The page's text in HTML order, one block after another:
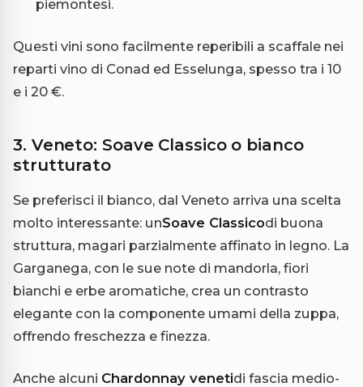
piemontesi.
Questi vini sono facilmente reperibili a scaffale nei
reparti vino di Conad ed Esselunga, spesso tra i 10
e i 20 €.
3. Veneto: Soave Classico o bianco
strutturato
Se preferisci il bianco, dal Veneto arriva una scelta
molto interessante: unSoave Classicodi buona
struttura, magari parzialmente affinato in legno. La
Garganega, con le sue note di mandorla, fiori
bianchi e erbe aromatiche, crea un contrasto
elegante con la componente umami della zuppa,
offrendo freschezza e finezza.
Anche alcuni Chardonnay venetidi fascia medio-